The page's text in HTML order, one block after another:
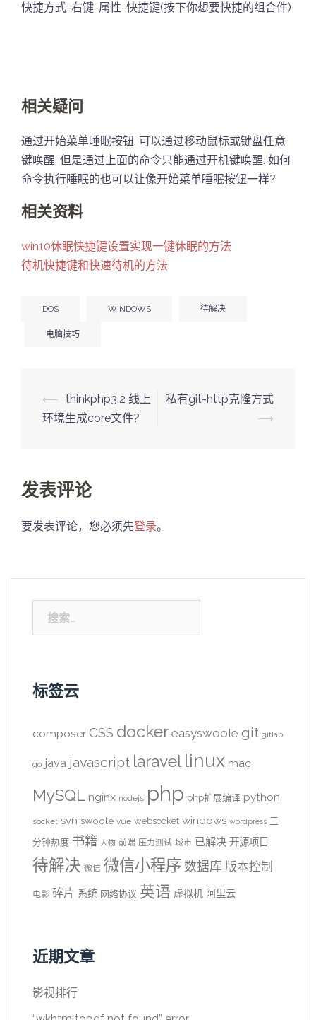
快捷方式-右键-属性-快捷键(按下你想要快捷的组合件)
相关疑问
通过开始菜单睡眠按钮, 可以通过移动鼠标或键盘任意
键唤醒, 但是通过上面的命令只能通过开机键唤醒. 如何
命令执行睡眠的也可以让像开始菜单睡眠按钮一样?
相关资料
win10休眠快捷键设置实现一键休眠的方法
待机快捷键和快速待机的方法
DOS WINDOWS 待解决
电脑技巧
Post
navigation
⟵ thinkphp3.2 线上
环境生成core文件?
私有git-http克隆方式
⟶
发表评论
要发表评论，您必须先登录。
索：
标签云
composer CSS docker easyswoole git gitlab
go java javascript laravel linux mac
MySQL nginx nodejs php php扩展编译 python
socket svn swoole vue websocket windows wordpress 三
分钟热度 书籍 人物 前端 压力测试 城市 已解决 开源项目
待解决 微信 微信小程序 数据库 版本控制
电影 碎片 系统 网络协议 英语 虚拟机 阿里云
近期文章
影视排行